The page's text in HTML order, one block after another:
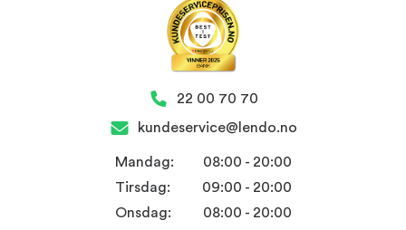
22 00 70 70
kundeservice@lendo.no
Mandag:
08:00 - 20:00
Tirsdag:
09:00 - 20:00
Onsdag:
08:00 - 20:00